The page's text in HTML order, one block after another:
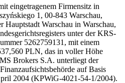
eingetragenem Firmensitz in
1, 00-843 Warschau,
Hauptstadt Warschau in Warschau,
unter der KRS-
5262759131, mit einem
PLN, das in voller Höhe
Brokers S.A. unterliegt der
auf Basis
2004 (KPWiG-4021-54-1/2004).